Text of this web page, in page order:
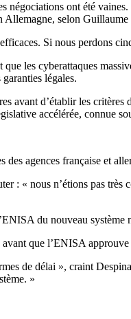
ont été
Allemagne, selon Guillaume
Si nous perdons
les cyberattaques
légales.
avant d’établir les
accélérée, connue
des agences française et
: « nous n’étions pas
du nouveau
que l’ENISA
de délai », craint
»